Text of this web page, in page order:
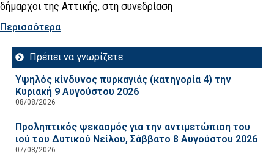
δήμαρχοι της Αττικής, στη συνεδρίαση
Περισσότερα
Πρέπει να γνωρίζετε
Υψηλός κίνδυνος πυρκαγιάς (κατηγορία 4) την
Κυριακή 9 Αυγούστου 2026
08/08/2026
Προληπτικός ψεκασμός για την αντιμετώπιση του
ιού του Δυτικού Νείλου, Σάββατο 8 Αυγούστου 2026
07/08/2026